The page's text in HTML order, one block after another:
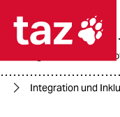

Integration und